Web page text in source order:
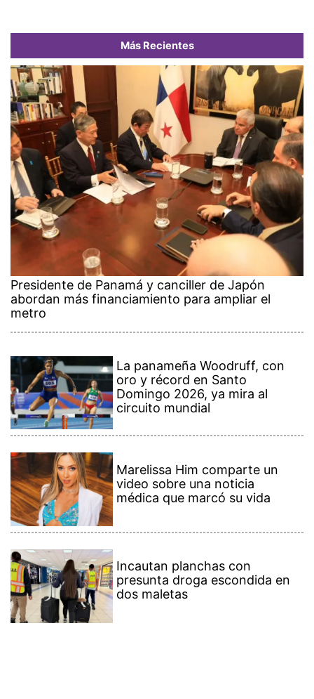
Más Recientes
Presidente de Panamá y canciller de Japón
abordan más financiamiento para ampliar el
metro
La panameña Woodruff, con
oro y récord en Santo
Domingo 2026, ya mira al
circuito mundial
Marelissa Him comparte un
video sobre una noticia
médica que marcó su vida
Incautan planchas con
presunta droga escondida en
dos maletas